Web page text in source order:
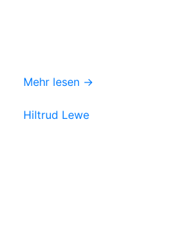
Mehr lesen →
Hiltrud Lewe